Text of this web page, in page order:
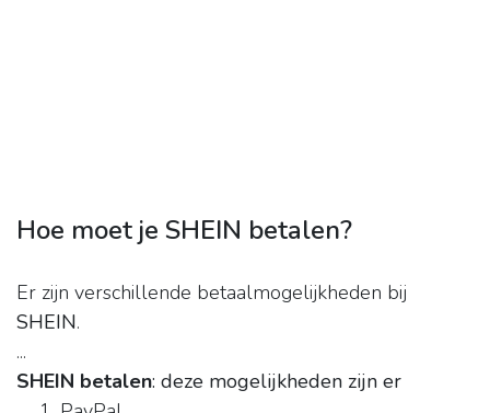
Hoe moet je SHEIN betalen?
Er zijn verschillende betaalmogelijkheden bij
SHEIN.
...
SHEIN betalen: deze mogelijkheden zijn er